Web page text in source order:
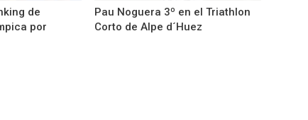
de
por
Pau Noguera 3º en el Triathlon
Corto de Alpe d´Huez